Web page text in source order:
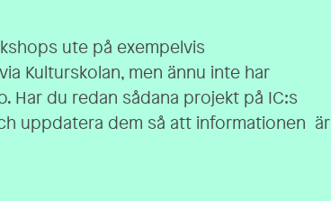
ute på exempelvis
Kulturskolan, men ännu inte har
Har du redan sådana projekt på IC:s
uppdatera dem så att informationen är